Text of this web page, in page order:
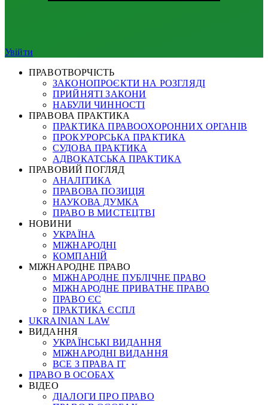
Увійти
ПРАВОТВОРЧІСТЬ
ЗАКОНОПРОЄКТИ НА РОЗГЛЯДІ
ПРИЙНЯТІ ЗАКОНИ
НАБУЛИ ЧИННОСТІ
ПРАВОВА ПРАКТИКА
ПРАКТИКА ПРАВООХОРОННИХ ОРГАНІВ
ПРОКУРОРСЬКА ПРАКТИКА
СУДОВА ПРАКТИКА
АДВОКАТСЬКА ПРАКТИКА
ПРАВОВИЙ ПОГЛЯД
АНАЛІТИКА
ПРАВОВА ПОЗИЦІЯ
НАУКОВА ДУМКА
ПРАВО В МИСТЕЦТВІ
НОВИНИ
УКРАЇНА
МІЖНАРОДНІ
КОМПАНІЙ
МІЖНАРОДНЕ ПРАВО
МІЖНАРОДНЕ ПУБЛІЧНЕ ПРАВО
МІЖНАРОДНЕ ПРИВАТНЕ ПРАВО
ПРАВО ЄС
ПРАКТИКА ЄСПЛ
UKRAINIAN LAW
ВИДАННЯ
УКРАЇНСЬКІ ВИДАННЯ
МІЖНАРОДНІ ВИДАННЯ
ВСЕ З ПРАВА ІТ
ПРАВО В ОСОБАХ
ВІДЕО
ДІАЛОГИ ПРО ПРАВО